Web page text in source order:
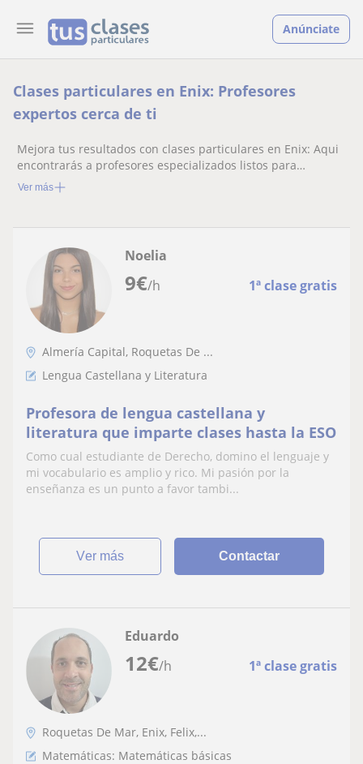
Anúnciate
Clases particulares en Enix: Profesores
expertos cerca de ti
Mejora tus resultados con clases particulares en Enix: Aqui
encontrarás a profesores especializados listos para
ayudarte.
Ver más
9€/h 1ª clase gratis
Noelia
Almería Capital, Roquetas De ...
Lengua Castellana y Literatura
Profesora de lengua castellana y
literatura que imparte clases hasta la ESO
Como cual estudiante de Derecho, domino el lenguaje y
mi vocabulario es amplio y rico. Mi pasión por la
enseñanza es un punto a favor tambi...
ver más Contactar
12€/h 1ª clase gratis
Eduardo
Roquetas De Mar, Enix, Felix,...
Matemáticas: Matemáticas básicas